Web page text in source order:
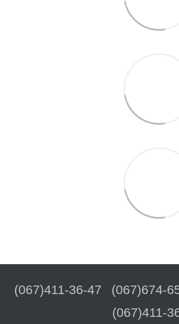
(067)411-36-47 (067)674-
(067)411-